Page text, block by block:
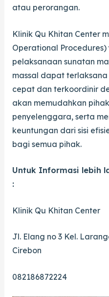
atau perorangan.
Klinik Qu Khitan Center
Operational
pelaksanaan sunatan
massal dapat
cepat dan terkoordinir
akan memudahkan
penyelenggara, serta
keuntungan dari sisi
bagi semua pihak.
Untuk Informasi lebih
:
Klinik Qu Khitan Center
​Jl. Elang no 3 Kel.
Cirebon
082186872224